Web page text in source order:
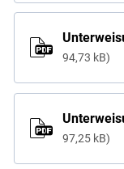
94,73 kB
97,25 kB